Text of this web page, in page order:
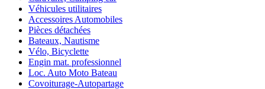
Véhicules utilitaires
Accessoires Automobiles
Pièces détachées
Bateaux, Nautisme
Vélo, Bicyclette
Engin mat. professionnel
Loc. Auto Moto Bateau
Covoiturage-Autopartage